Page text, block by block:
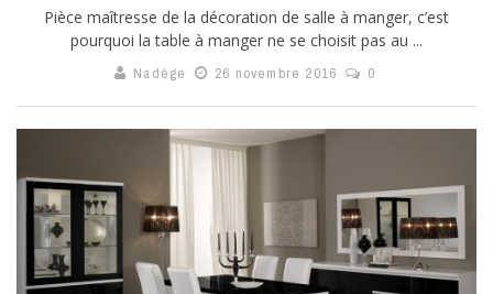
Pièce maîtresse de la décoration de salle à manger, c’est
pourquoi la table à manger ne se choisit pas au ...
Nadège 26 novembre 2016 0